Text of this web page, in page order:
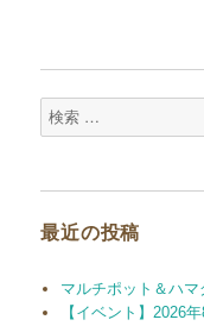
シ
ョ
ン
検
索
最近の投稿
マルチポット＆ハ
【イベント】2026